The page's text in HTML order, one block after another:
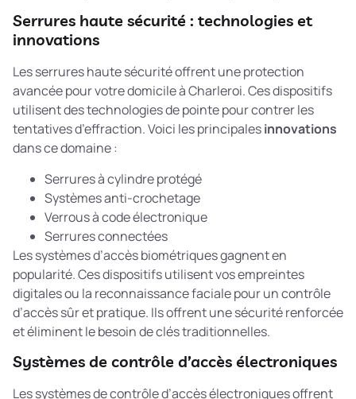
Serrures haute sécurité : technologies et
innovations
Les serrures haute sécurité offrent une protection
avancée pour votre domicile à Charleroi. Ces dispositifs
utilisent des technologies de pointe pour contrer les
tentatives d’effraction. Voici les principalesinnovations
dans ce domaine :
Serrures à cylindre protégé
Systèmes anti-crochetage
Verrous à code électronique
Serrures connectées
Lessystèmes d’accès biométriquesgagnent en
popularité. Ces dispositifs utilisent vos empreintes
digitales ou la reconnaissance faciale pour un contrôle
d’accès sûr et pratique. Ils offrent une sécurité renforcée
et éliminent le besoin de clés traditionnelles.
Systèmes de contrôle d’accès électroniques
Les systèmes de contrôle d’accès électroniques offrent